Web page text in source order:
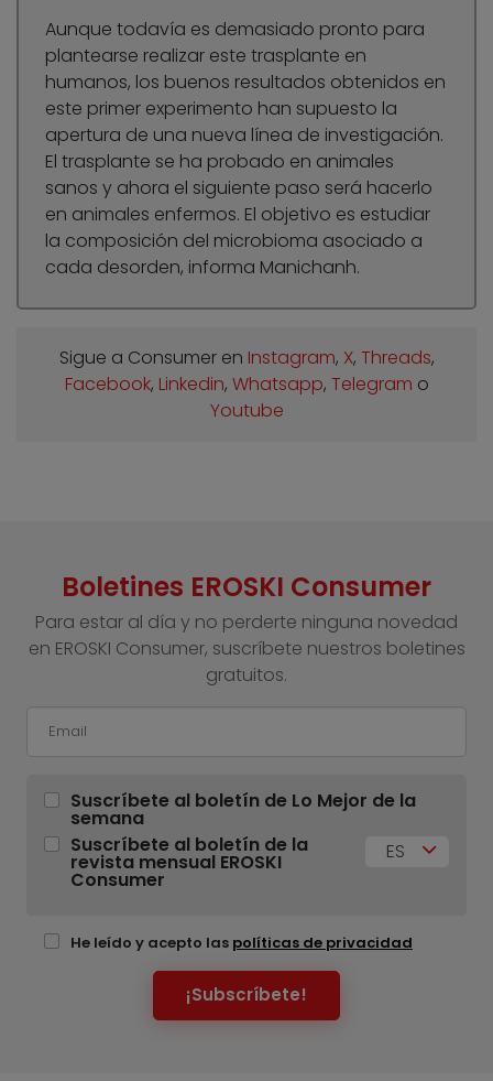
Aunque todavía es demasiado pronto para
plantearse realizar este trasplante en
humanos, los buenos resultados obtenidos en
este primer experimento han supuesto la
apertura de una nueva línea de investigación.
El trasplante se ha probado en animales
sanos y ahora el siguiente paso será hacerlo
en animales enfermos. El objetivo es estudiar
la composición del microbioma asociado a
cada desorden, informa Manichanh.
Sigue a Consumer en Instagram, X, Threads,
Facebook, Linkedin, Whatsapp, Telegram o
Youtube
Boletines EROSKI Consumer
Para estar al día y no perderte ninguna novedad
en EROSKI Consumer, suscríbete nuestros boletines
gratuitos.
Suscríbete al boletín de Lo Mejor de la
semana
Suscríbete al boletín de la
revista mensual EROSKI
Consumer
ES
He leído y acepto las políticas de privacidad
¡Subscríbete!